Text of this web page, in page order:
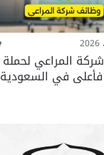
المراعي لحملة
فأعلى في السعودية